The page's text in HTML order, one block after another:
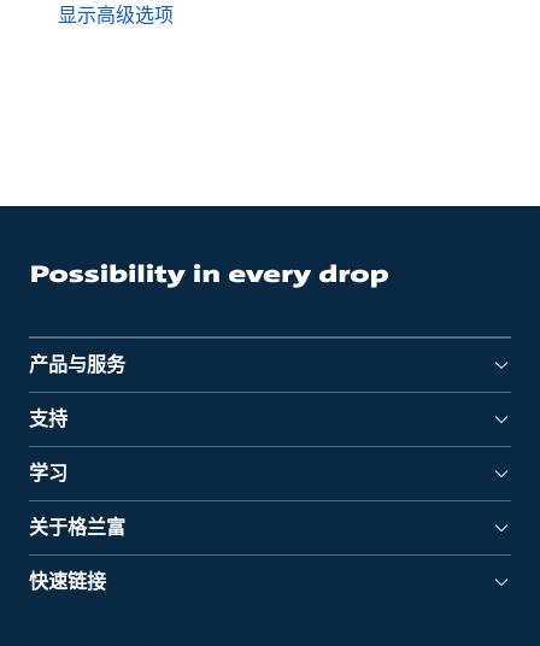
显示高级选项
产品与服务
支持
学习
关于格兰富
快速链接